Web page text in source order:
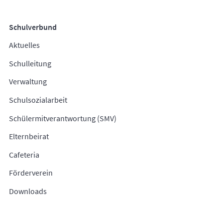
Schulverbund
Aktuelles
Schulleitung
Verwaltung
Schulsozialarbeit
Schülermitverantwortung (SMV)
Elternbeirat
Cafeteria
Förderverein
Downloads